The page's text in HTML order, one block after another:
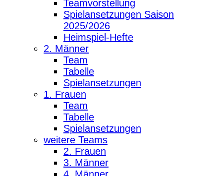
Teamvorstellung
Spielansetzungen Saison
2025/2026
Heimspiel-Hefte
2. Männer
Team
Tabelle
Spielansetzungen
1. Frauen
Team
Tabelle
Spielansetzungen
weitere Teams
2. Frauen
3. Männer
4. Männer